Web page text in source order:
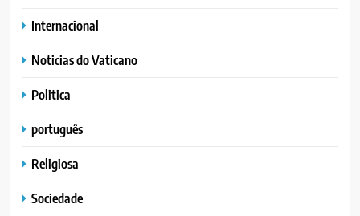
Internacional
Noticias do Vaticano
Politica
português
Religiosa
Sociedade